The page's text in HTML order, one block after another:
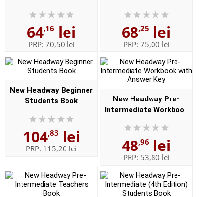
64,16 lei
PRP: 70,50 lei
68,25 lei
PRP: 75,00 lei
New Headway Beginner
Students Book
104,83 lei
PRP: 115,20 lei
New Headway Pre-
Intermediate Workbook
48,96 lei
PRP: 53,80 lei